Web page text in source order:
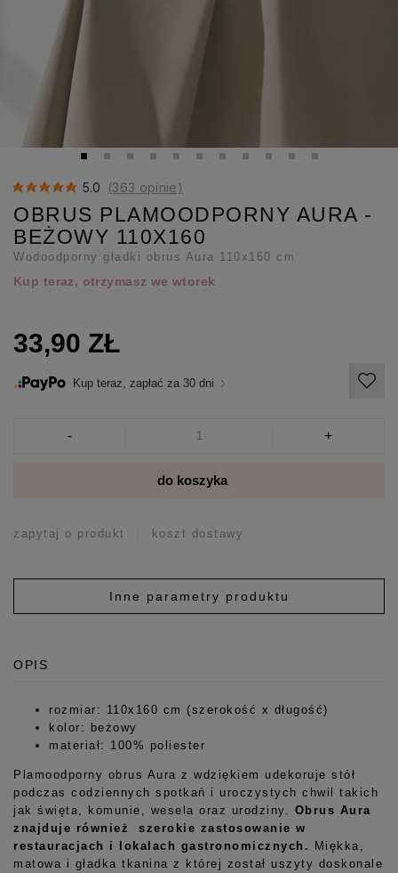
5.0 (363 opinie)
OBRUS PLAMOODPORNY AURA -
BEŻOWY 110X160
Wodoodporny gładki obrus Aura 110x160 cm
Kup teraz, otrzymasz we wtorek
33,90 ZŁ
Kup teraz, zapłać za 30 dni
- +
do koszyka
zapytaj o produkt koszt dostawy
Inne parametry produktu
OPIS
rozmiar: 110x160 cm (szerokość x długość)
kolor: beżowy
materiał: 100% poliester
Plamoodporny obrus Aura z wdziękiem udekoruje stół
podczas codziennych spotkań i uroczystych chwil takich
jak święta, komunie, wesela oraz urodziny. Obrus Aura
znajduje również szerokie zastosowanie w
restauracjach i lokalach gastronomicznych. Miękka,
matowa i gładka tkanina z której został uszyty doskonale